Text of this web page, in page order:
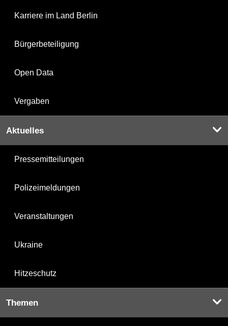
Karriere im Land Berlin
Bürgerbeteiligung
Open Data
Vergaben
Aktuelles
Pressemitteilungen
Polizeimeldungen
Veranstaltungen
Ukraine
Hitzeschutz
Themen